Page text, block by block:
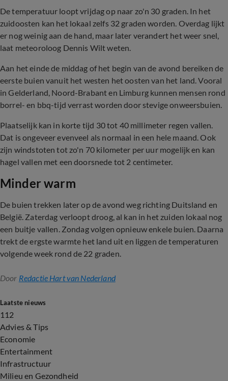
De temperatuur loopt vrijdag op naar zo'n 30 graden. In het
zuidoosten kan het lokaal zelfs 32 graden worden. Overdag lijkt
er nog weinig aan de hand, maar later verandert het weer snel,
laat meteoroloog Dennis Wilt weten.
Aan het einde de middag of het begin van de avond bereiken de
eerste buien vanuit het westen het oosten van het land. Vooral
in Gelderland, Noord-Brabant en Limburg kunnen mensen rond
borrel- en bbq-tijd verrast worden door stevige onweersbuien.
Plaatselijk kan in korte tijd 30 tot 40 millimeter regen vallen.
Dat is ongeveer evenveel als normaal in een hele maand. Ook
zijn windstoten tot zo'n 70 kilometer per uur mogelijk en kan
hagel vallen met een doorsnede tot 2 centimeter.
Minder warm
De buien trekken later op de avond weg richting Duitsland en
België. Zaterdag verloopt droog, al kan in het zuiden lokaal nog
een buitje vallen. Zondag volgen opnieuw enkele buien. Daarna
trekt de ergste warmte het land uit en liggen de temperaturen
volgende week rond de 22 graden.
Door Redactie Hart van Nederland
Laatste nieuws
112
Advies & Tips
Economie
Entertainment
Infrastructuur
Milieu en Gezondheid